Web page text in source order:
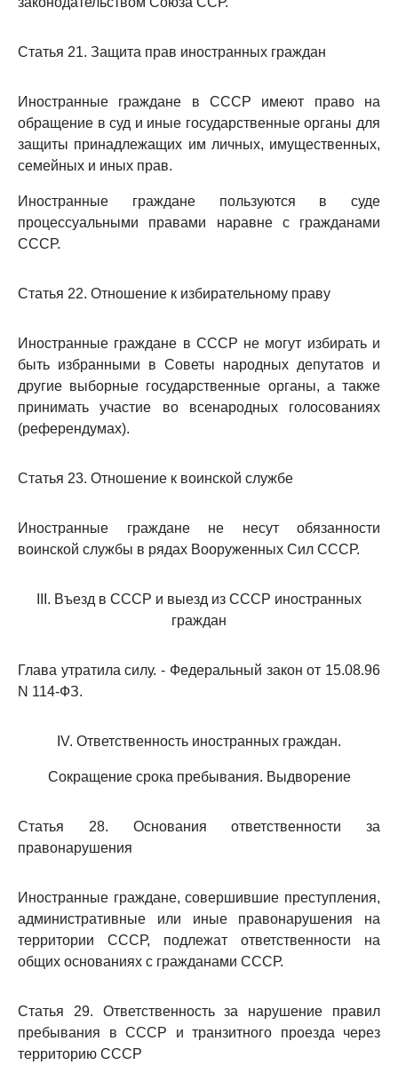
Статья 21. Защита прав иностранных граждан
Иностранные граждане в СССР имеют право на
обращение в суд и иные государственные органы для
защиты принадлежащих им личных, имущественных,
семейных и иных прав.
Иностранные граждане пользуются в суде
процессуальными правами наравне с гражданами
СССР.
Статья 22. Отношение к избирательному праву
Иностранные граждане в СССР не могут избирать и
быть избранными в Советы народных депутатов и
другие выборные государственные органы, а также
принимать участие во всенародных голосованиях
(референдумах).
Статья 23. Отношение к воинской службе
Иностранные граждане не несут обязанности
воинской службы в рядах Вооруженных Сил СССР.
III. Въезд в СССР и выезд из СССР иностранных
граждан
Глава утратила силу. - Федеральный закон от 15.08.96
N 114-ФЗ.
IV. Ответственность иностранных граждан.
Сокращение срока пребывания. Выдворение
Статья 28. Основания ответственности за
правонарушения
Иностранные граждане, совершившие преступления,
административные или иные правонарушения на
территории СССР, подлежат ответственности на
общих основаниях с гражданами СССР.
Статья 29. Ответственность за нарушение правил
пребывания в СССР и транзитного проезда через
территорию СССР